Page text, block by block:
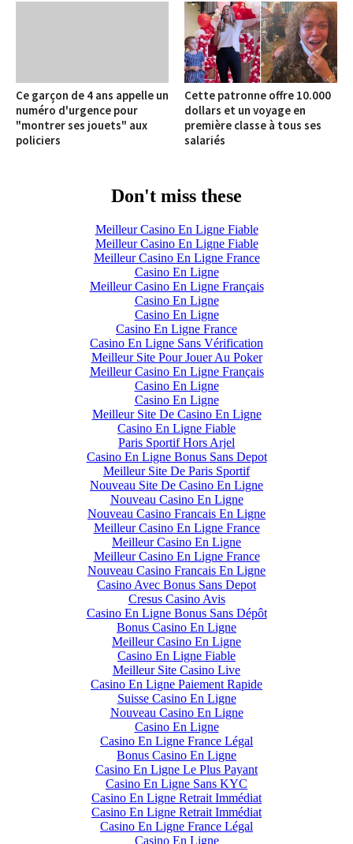
Ce garçon de 4 ans appelle un
numéro d'urgence pour
"montrer ses jouets" aux
policiers
Cette patronne offre 10.000
dollars et un voyage en
première classe à tous ses
salariés
Don't miss these
Meilleur Casino En Ligne Fiable
Meilleur Casino En Ligne Fiable
Meilleur Casino En Ligne France
Casino En Ligne
Meilleur Casino En Ligne Français
Casino En Ligne
Casino En Ligne
Casino En Ligne France
Casino En Ligne Sans Vérification
Meilleur Site Pour Jouer Au Poker
Meilleur Casino En Ligne Français
Casino En Ligne
Casino En Ligne
Meilleur Site De Casino En Ligne
Casino En Ligne Fiable
Paris Sportif Hors Arjel
Casino En Ligne Bonus Sans Depot
Meilleur Site De Paris Sportif
Nouveau Site De Casino En Ligne
Nouveau Casino En Ligne
Nouveau Casino Francais En Ligne
Meilleur Casino En Ligne France
Meilleur Casino En Ligne
Meilleur Casino En Ligne France
Nouveau Casino Francais En Ligne
Casino Avec Bonus Sans Depot
Cresus Casino Avis
Casino En Ligne Bonus Sans Dépôt
Bonus Casino En Ligne
Meilleur Casino En Ligne
Casino En Ligne Fiable
Meilleur Site Casino Live
Casino En Ligne Paiement Rapide
Suisse Casino En Ligne
Nouveau Casino En Ligne
Casino En Ligne
Casino En Ligne France Légal
Bonus Casino En Ligne
Casino En Ligne Le Plus Payant
Casino En Ligne Sans KYC
Casino En Ligne Retrait Immédiat
Casino En Ligne Retrait Immédiat
Casino En Ligne France Légal
Casino En Ligne